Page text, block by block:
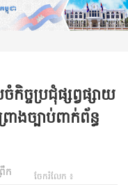
ច្ចប្រជុំផ្សព្វផ្សាយ
រាងច្បាប់ពាក់ព័ន្ធ
ក ចែករំលែក ៖